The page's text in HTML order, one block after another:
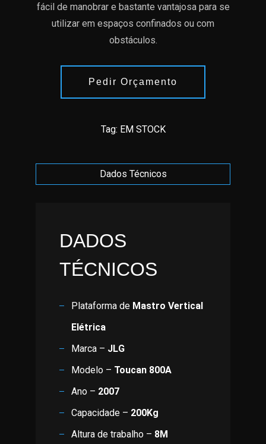
fácil de manobrar e bastante vantajosa para se
utilizar em espaços confinados ou com
obstáculos.
Pedir Orçamento
Tag: EM STOCK
Dados Técnicos
DADOS
TÉCNICOS
Plataforma de Mastro Vertical
Elétrica
Marca – JLG
Modelo – Toucan 800A
Ano – 2007
Capacidade – 200Kg
Altura de trabalho – 8M